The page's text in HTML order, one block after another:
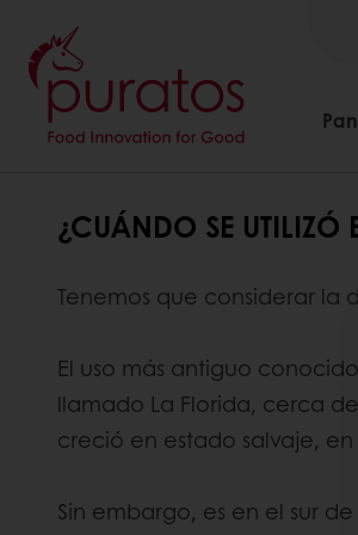
¿CUÁNDO SE
Tenemos que considerar
El uso más antiguo
llamado La Florida, cerca
creció en estado salvaje, en
Sin embargo, es en el sur